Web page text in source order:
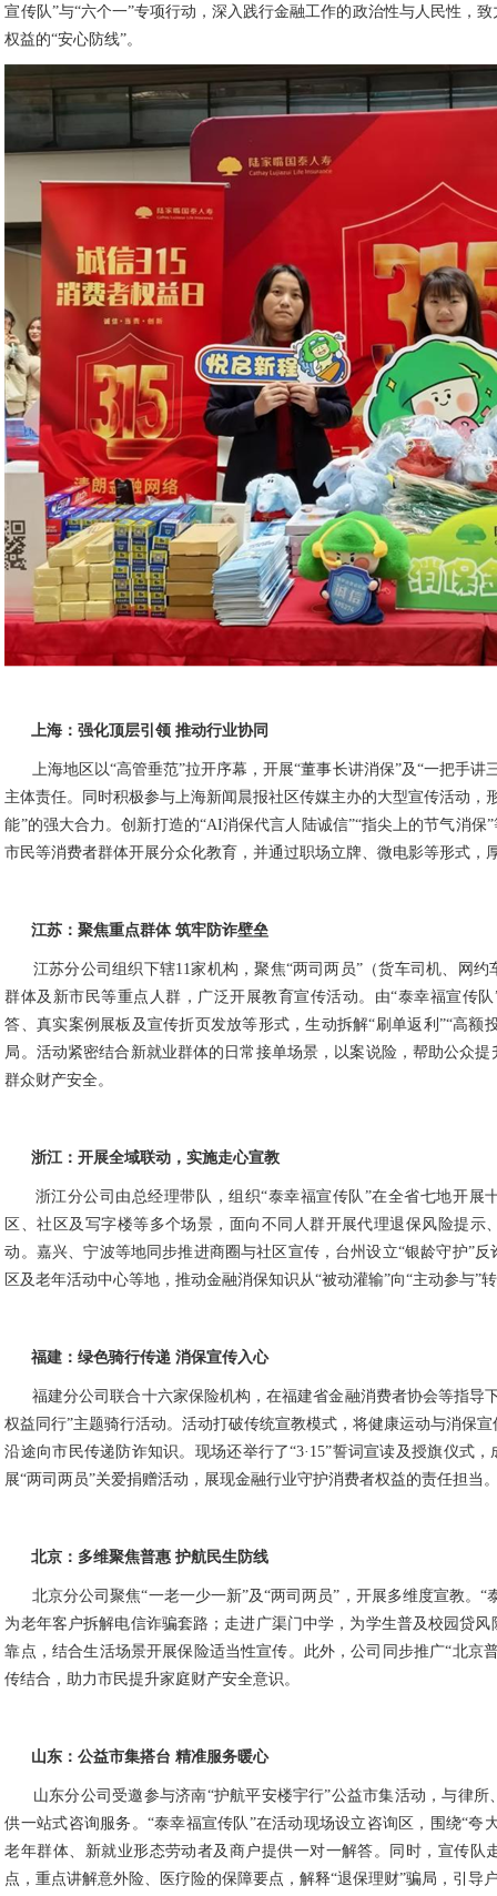
宣传队”与“六个一”专项行动，深入践行金融工作的政治性与人民性，
权益的“安心防线”。
上海：强化顶层引领 推动行业协同
上海地区以“高管垂范”拉开序幕，开展“董事长讲消保”及“一把手讲
主体责任。同时积极参与上海新闻晨报社区传媒主办的大型宣传活动，
能”的强大合力。创新打造的“AI消保代言人陆诚信”“指尖上的节气消保
市民等消费者群体开展分众化教育，并通过职场立牌、微电影等形式，
江苏：聚焦重点群体筑牢防诈壁垒
江苏分公司组织下辖11家机构，聚焦“两司两员”（货车司机、网
群体及新市民等重点人群，广泛开展教育宣传活动。由“泰幸福宣传
答、真实案例展板及宣传折页发放等形式，生动拆解“刷单返利”“高额
局。活动紧密结合新就业群体的日常接单场景，以案说险，帮助公众
群众财产安全。
浙江：开展全域联动，实施走心宣教‌
浙江分公司由总经理带队，组织“泰幸福宣传队”在全省七地开展
区、社区及写字楼等多个场景，面向不同人群开展代理退保风险提示
动。嘉兴、宁波等地同步推进商圈与社区宣传，台州设立“银龄守护”
区及老年活动中心等地，推动金融消保知识从“被动灌输”向“主动参与”
福建：绿色骑行传递 消保宣传入心
福建分公司联合十六家保险机构，在福建省金融消费者协会等指导
权益同行”主题骑行活动。活动打破传统宣教模式，将健康运动与消保
沿途向市民传递防诈知识。现场还举行了“3·15”誓词宣读及授旗仪式
展“两司两员”关爱捐赠活动，展现金融行业守护消费者权益的责任担当
北京：多维聚焦普惠 护航民生防线
北京分公司聚焦“一老一少一新”及“两司两员”，开展多维度宣教。“
为老年客户拆解电信诈骗套路；走进广渠门中学，为学生普及校园贷
靠点，结合生活场景开展保险适当性宣传。此外，公司同步推广“北京
传结合，助力市民提升家庭财产安全意识。
山东：公益市集搭台 精准服务暖心
山东分公司受邀参与济南“护航平安楼宇行”公益市集活动，与律
供一站式咨询服务。“泰幸福宣传队”在活动现场设立咨询区，围绕“夸
老年群体、新就业形态劳动者及商户提供一对一解答。同时，宣传队
点，重点讲解意外险、医疗险的保障要点，解释“退保理财”骗局，引导